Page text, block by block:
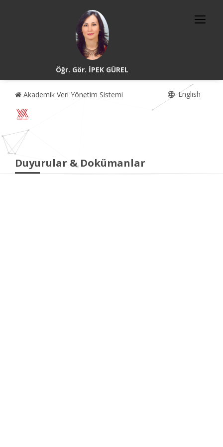
Öğr. Gör. İPEK GÜREL
Akademik Veri Yönetim Sistemi English
Duyurular & Dokümanlar